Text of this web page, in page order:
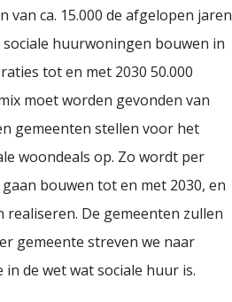
ca. 15.000 de afgelopen jaren
sociale huurwoningen bouwen in
tot en met 2030 50.000
moet worden gevonden van
gemeenten stellen voor het
woondeals op. Zo wordt per
bouwen tot en met 2030, en
De gemeenten zullen
gemeente streven we naar
de wet wat sociale huur is.